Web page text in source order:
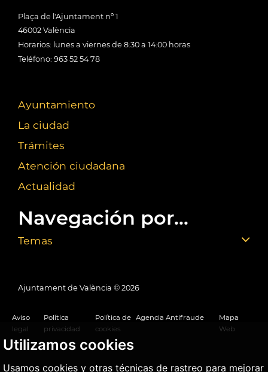
Utilizamos cookies
Usamos cookies y otras técnicas de rastreo para mejorar
Plaça de l'Ajuntament nº 1
46002 València
Horarios: lunes a viernes de 8:30 a 14:00 horas
Teléfono: 963 52 54 78
Ayuntamiento
La ciudad
Trámites
Atención ciudadana
Actualidad
Navegación por...
Temas
Ajuntament de València © 2026
Aviso
legal
Política
privacidad
Política de
cookies
Agencia Antifraude
Mapa
Web